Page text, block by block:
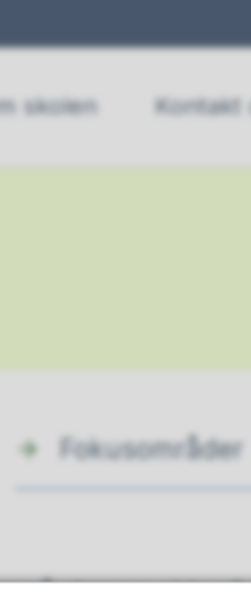
skolen Kontakt
Fokusområder
på denne siden?